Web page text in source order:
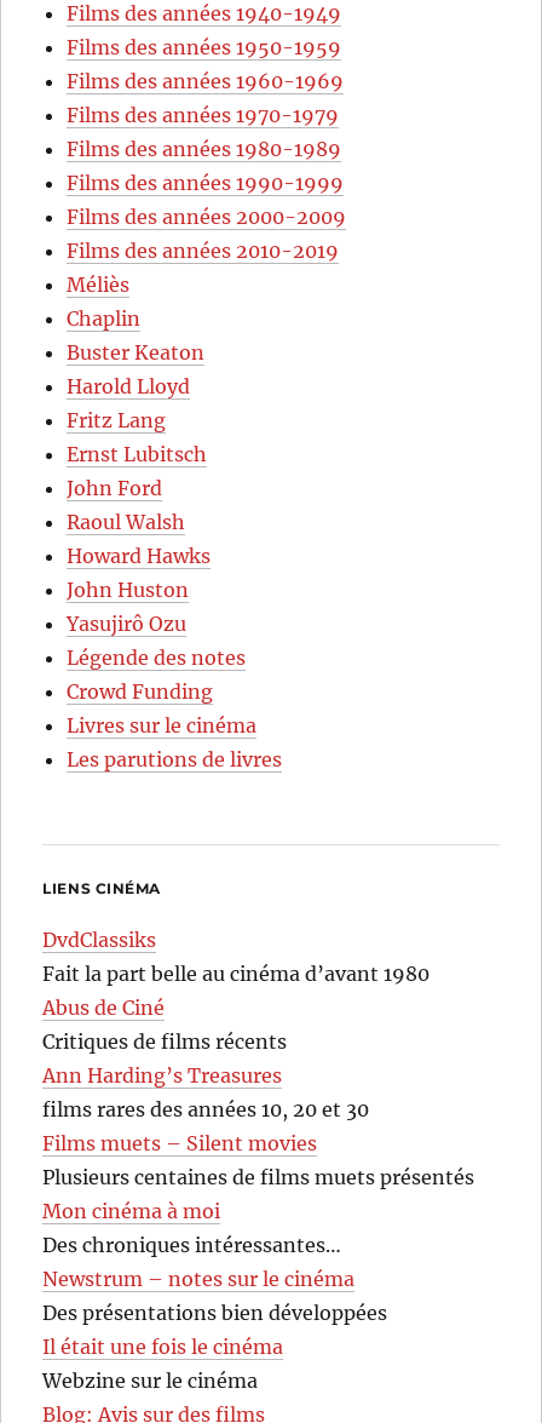
Films des années 1940-1949
Films des années 1950-1959
Films des années 1960-1969
Films des années 1970-1979
Films des années 1980-1989
Films des années 1990-1999
Films des années 2000-2009
Films des années 2010-2019
Méliès
Chaplin
Buster Keaton
Harold Lloyd
Fritz Lang
Ernst Lubitsch
John Ford
Raoul Walsh
Howard Hawks
John Huston
Yasujirô Ozu
Légende des notes
Crowd Funding
Livres sur le cinéma
Les parutions de livres
LIENS CINÉMA
DvdClassiks
Fait la part belle au cinéma d’avant 1980
Abus de Ciné
Critiques de films récents
Ann Harding’s Treasures
films rares des années 10, 20 et 30
Films muets – Silent movies
Plusieurs centaines de films muets présentés
Mon cinéma à moi
Des chroniques intéressantes…
Newstrum – notes sur le cinéma
Des présentations bien développées
Il était une fois le cinéma
Webzine sur le cinéma
Blog: Avis sur des films